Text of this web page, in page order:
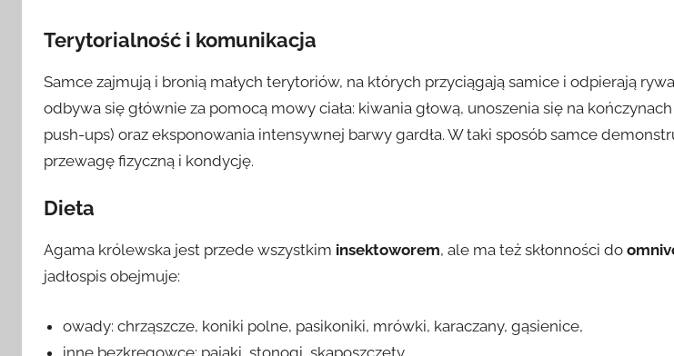
Terytorialność i komunikacja
Samce zajmują i bronią małych terytoriów, na których przyciągają samice i odpierają
odbywa się głównie za pomocą mowy ciała: kiwania głową, unoszenia się na
push-ups) oraz eksponowania intensywnej barwy gardła. W taki sposób samce
przewagę fizyczną i kondycję.
Dieta
Agama królewska jest przede wszystkim insektoworem, ale ma też skłonności do
jadłospis obejmuje:
owady: chrząszcze, koniki polne, pasikoniki, mrówki, karaczany, gąsienice,
inne bezkręgowce: pająki, stonogi, skąposzczety,